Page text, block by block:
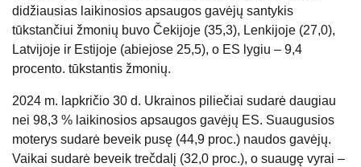
didžiausias laikinosios apsaugos gavėjų santykis
tūkstančiui žmonių buvo Čekijoje (35,3), Lenkijoje (27,0),
Latvijoje ir Estijoje (abiejose 25,5), o ES lygiu – 9,4
procento. tūkstantis žmonių.
2024 m. lapkričio 30 d. Ukrainos piliečiai sudarė daugiau
nei 98,3 % laikinosios apsaugos gavėjų ES. Suaugusios
moterys sudarė beveik pusę (44,9 proc.) naudos gavėjų.
Vaikai sudarė beveik trečdalį (32,0 proc.), o suaugę vyrai –